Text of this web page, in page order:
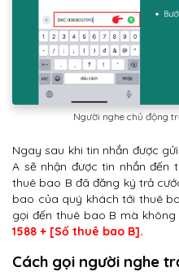
Người nghe chủ động
Ngay sau khi tin nhắn được
A sẽ nhận được tin nhắn đến
thuê bao B đã đăng ký trả
bao của quý khách tới thuê
gọi đến thuê bao B mà
1588 + [Số thuê bao B].
Cách gọi người nghe